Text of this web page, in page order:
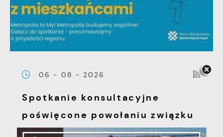
06 - 08 - 2026
Spotkanie konsultacyjne
poświęcone powołaniu związku
metropolitalnego w